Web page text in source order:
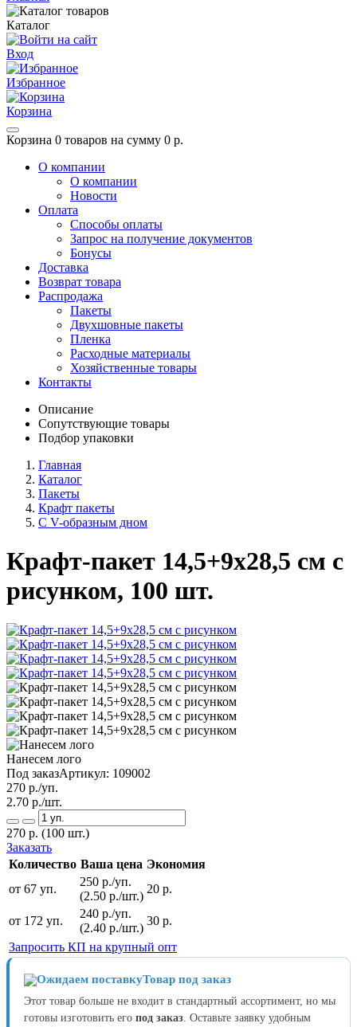
Каталог
Вход
Избранное
Корзина
Корзина 0 товаров на сумму 0 р.
О компании
О компании
Новости
Оплата
Способы оплаты
Запрос на получение документов
Бонусы
Доставка
Возврат товара
Распродажа
Пакеты
Двухшовные пакеты
Пленка
Расходные материалы
Хозяйственные товары
Контакты
Описание
Сопутствующие товары
Подбор упаковки
Главная
Каталог
Пакеты
Крафт пакеты
С V-образным дном
Крафт-пакет 14,5+9х28,5 см с
рисунком, 100 шт.
Нанесем лого
Под заказАртикул: 109002
270 р./уп.
2.70 р./шт.
270 р. (100 шт.)
Заказать
Количество Ваша цена Экономия
от 67 уп.
250 р./уп.
(2.50 р./шт.)
20 р.
от 172 уп.
240 р./уп.
(2.40 р./шт.)
30 р.
Запросить КП на крупный опт
Товар под заказ
Этот товар больше не входит в стандартный ассортимент, но мы
готовы изготовить его под заказ . Оставьте заявку удобным